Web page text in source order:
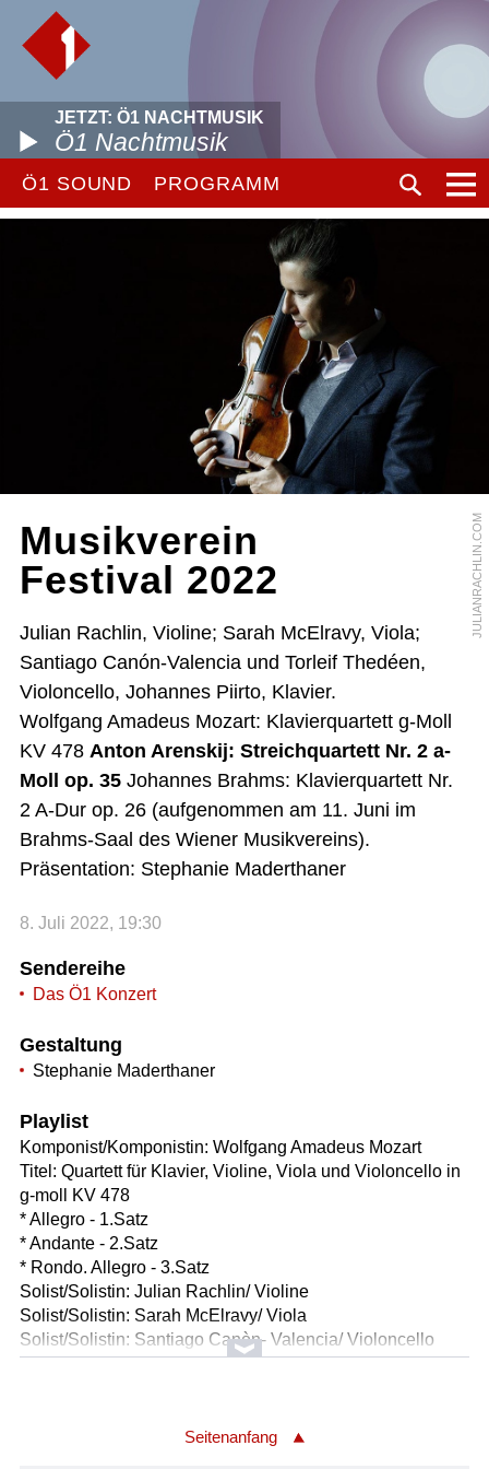
JETZT: Ö1 NACHTMUSIK
Ö1 Nachtmusik
Ö1 SOUND PROGRAMM
JULIANRACHLIN.COM
Musikverein
Festival 2022
Julian Rachlin, Violine; Sarah McElravy, Viola;
Santiago Canón-Valencia und Torleif Thedéen,
Violoncello, Johannes Piirto, Klavier.
Wolfgang Amadeus Mozart: Klavierquartett g-Moll
KV 478 Anton Arenskij: Streichquartett Nr. 2 a-
Moll op. 35 Johannes Brahms: Klavierquartett Nr.
2 A-Dur op. 26 (aufgenommen am 11. Juni im
Brahms-Saal des Wiener Musikvereins).
Präsentation: Stephanie Maderthaner
8. Juli 2022, 19:30
Sendereihe
Das Ö1 Konzert
Gestaltung
Stephanie Maderthaner
Playlist
Komponist/Komponistin: Wolfgang Amadeus Mozart
Titel: Quartett für Klavier, Violine, Viola und Violoncello in
g-moll KV 478
* Allegro - 1.Satz
* Andante - 2.Satz
* Rondo. Allegro - 3.Satz
Solist/Solistin: Julian Rachlin/ Violine
Solist/Solistin: Sarah McElravy/ Viola
Solist/Solistin: Santiago Canòn- Valencia/ Violoncello
Solist/Solistin: Johannes Piirto/ Klavier
Seitenanfang